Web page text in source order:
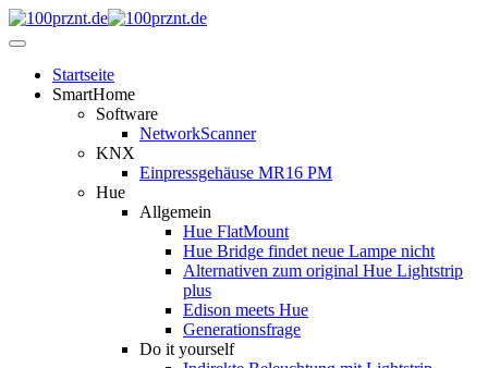
Startseite
SmartHome
Software
NetworkScanner
KNX
Einpressgehäuse MR16 PM
Hue
Allgemein
Hue FlatMount
Hue Bridge findet neue Lampe nicht
Alternativen zum original Hue Lightstrip
plus
Edison meets Hue
Generationsfrage
Do it yourself